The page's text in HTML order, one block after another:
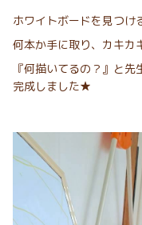
ホワイトボードを見つ
何本か手に取り、カキカ
『何描いてるの？』と
完成しました★